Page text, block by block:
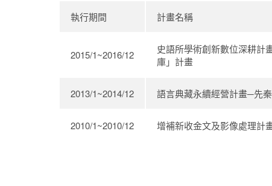
執行期間 計畫名稱
2015/1~2016/12
史語所學術創新數位深耕計
庫」計畫
2013/1~2014/12 語言典藏永續經營計畫─先
2010/1~2010/12 增補新收金文及影像處理計